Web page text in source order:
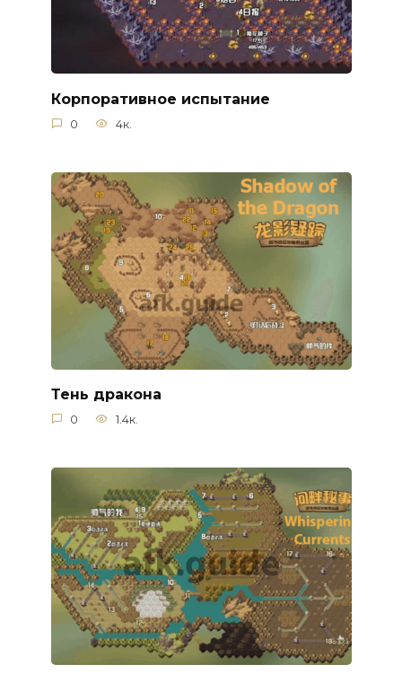
Корпоративное испытание
0 4к.
Тень дракона
0 1.4к.